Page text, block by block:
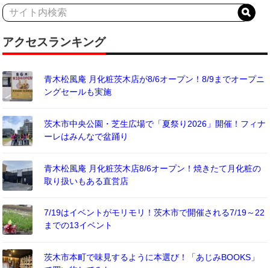
アクセスランキング
青木松風庵 月化粧茨木店が8/6オープン！8/9までオープニ
ングセールも実施
茨木市中央公園・芝生広場で「夏祭り2026」開催！フィナ
ーレはみんなで盆踊り
青木松風庵 月化粧茨木店8/6オープン！焼きたて月化粧の
取り扱いもある直営店
7/19はイベントがモリモリ！茨木市で開催される7/19～22
までの13イベント
茨木市本町で味見するように本選び！「あじみBOOKS」